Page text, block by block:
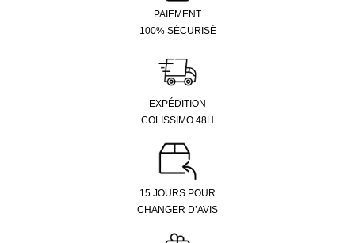
PAIEMENT
100% SÉCURISÉ
EXPÉDITION
COLISSIMO 48H
15 JOURS POUR
CHANGER D’AVIS